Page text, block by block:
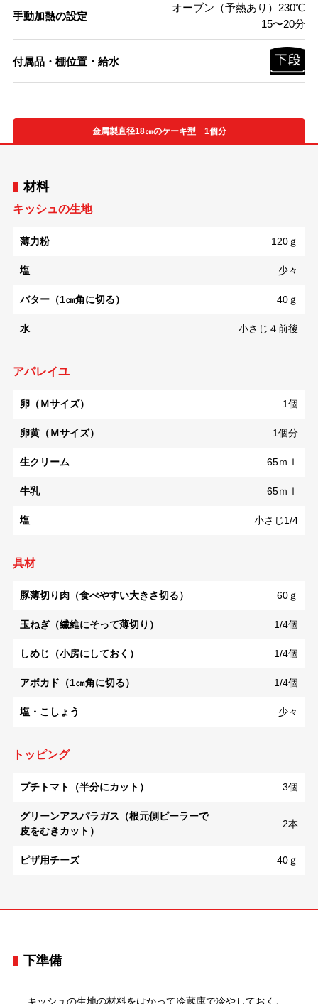
手動加熱の設定
オーブン（予熱あり）230℃
15〜20分
付属品・棚位置・給水
金属製直径18㎝のケーキ型 1個分
材料
キッシュの生地
薄力粉 120ｇ
塩 少々
バター（1㎝角に切る） 40ｇ
水 小さじ４前後
アパレイユ
卵（Ｍサイズ） 1個
卵黄（Ｍサイズ） 1個分
生クリーム 65ｍｌ
牛乳 65ｍｌ
塩 小さじ1/4
具材
豚薄切り肉（食べやすい大きさ切る） 60ｇ
玉ねぎ（繊維にそって薄切り） 1/4個
しめじ（小房にしておく） 1/4個
アボカド（1㎝角に切る） 1/4個
塩・こしょう 少々
トッピング
プチトマト（半分にカット） 3個
グリーンアスパラガス（根元側ピーラーで
皮をむきカット）
2本
ピザ用チーズ 40ｇ
下準備
キッシュの生地の材料をはかって冷蔵庫で冷やしておく。